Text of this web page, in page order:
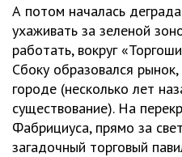
А потом началась
ухаживать за зеленой
работать, вокруг
Сбоку образовался
городе (несколько лет
существование). На
Фабрициуса, прямо за
загадочный торговый